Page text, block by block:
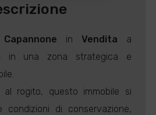
Capannone in Vendita a
in una zona strategica e
al rogito, questo immobile si
condizioni di conservazione,